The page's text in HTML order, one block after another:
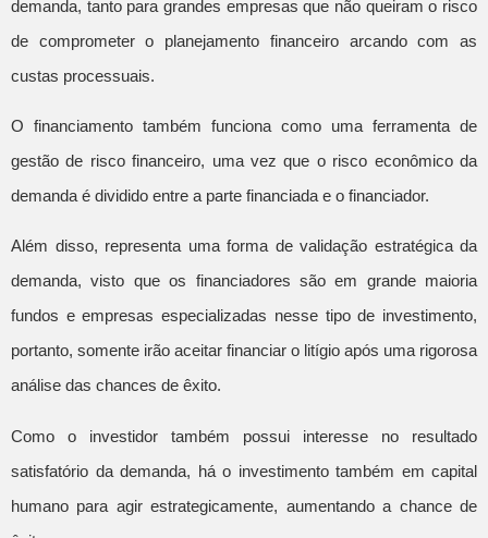
demanda, tanto para grandes empresas que não queiram o risco
de comprometer o planejamento financeiro arcando com as
custas processuais.
O financiamento também funciona como uma ferramenta de
gestão de risco financeiro, uma vez que o risco econômico da
demanda é dividido entre a parte financiada e o financiador.
Além disso, representa uma forma de validação estratégica da
demanda, visto que os financiadores são em grande maioria
fundos e empresas especializadas nesse tipo de investimento,
portanto, somente irão aceitar financiar o litígio após uma rigorosa
análise das chances de êxito.
Como o investidor também possui interesse no resultado
satisfatório da demanda, há o investimento também em capital
humano para agir estrategicamente, aumentando a chance de